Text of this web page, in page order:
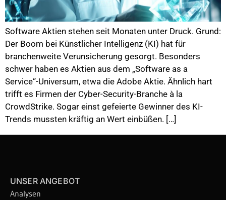
Software Aktien stehen seit Monaten unter Druck. Grund:
Der Boom bei Künstlicher Intelligenz (KI) hat für
branchenweite Verunsicherung gesorgt. Besonders
schwer haben es Aktien aus dem „Software as a
Service“-Universum, etwa die Adobe Aktie. Ähnlich hart
trifft es Firmen der Cyber-Security-Branche à la
CrowdStrike. Sogar einst gefeierte Gewinner des KI-
Trends mussten kräftig an Wert einbüßen. […]
UNSER ANGEBOT
Analysen